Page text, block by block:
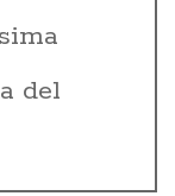
del